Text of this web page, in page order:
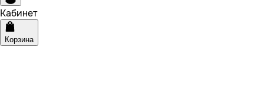
Кабинет
Корзина